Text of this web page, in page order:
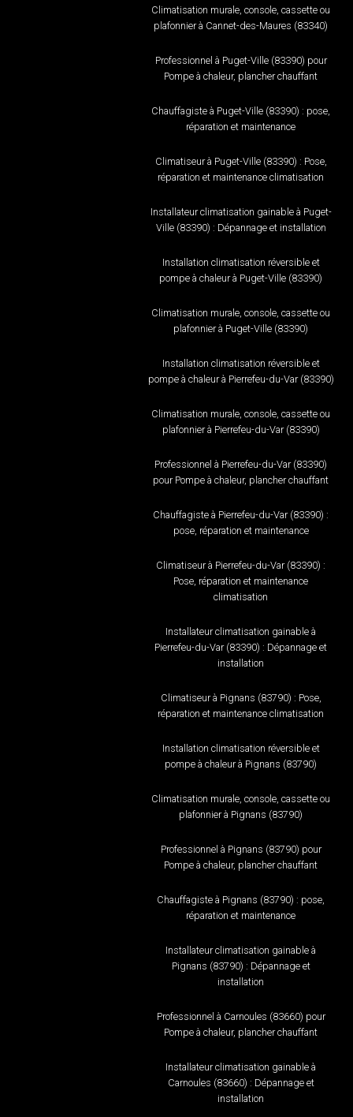
Climatisation murale, console, cassette ou
plafonnier à Cannet-des-Maures (83340)
Professionnel à Puget-Ville (83390) pour
Pompe à chaleur, plancher chauffant
Chauffagiste à Puget-Ville (83390) : pose,
réparation et maintenance
Climatiseur à Puget-Ville (83390) : Pose,
réparation et maintenance climatisation
Installateur climatisation gainable à Puget-
Ville (83390) : Dépannage et installation
Installation climatisation réversible et
pompe à chaleur à Puget-Ville (83390)
Climatisation murale, console, cassette ou
plafonnier à Puget-Ville (83390)
Installation climatisation réversible et
pompe à chaleur à Pierrefeu-du-Var (83390)
Climatisation murale, console, cassette ou
plafonnier à Pierrefeu-du-Var (83390)
Professionnel à Pierrefeu-du-Var (83390)
pour Pompe à chaleur, plancher chauffant
Chauffagiste à Pierrefeu-du-Var (83390) :
pose, réparation et maintenance
Climatiseur à Pierrefeu-du-Var (83390) :
Pose, réparation et maintenance
climatisation
Installateur climatisation gainable à
Pierrefeu-du-Var (83390) : Dépannage et
installation
Climatiseur à Pignans (83790) : Pose,
réparation et maintenance climatisation
Installation climatisation réversible et
pompe à chaleur à Pignans (83790)
Climatisation murale, console, cassette ou
plafonnier à Pignans (83790)
Professionnel à Pignans (83790) pour
Pompe à chaleur, plancher chauffant
Chauffagiste à Pignans (83790) : pose,
réparation et maintenance
Installateur climatisation gainable à
Pignans (83790) : Dépannage et
installation
Professionnel à Carnoules (83660) pour
Pompe à chaleur, plancher chauffant
Installateur climatisation gainable à
Carnoules (83660) : Dépannage et
installation